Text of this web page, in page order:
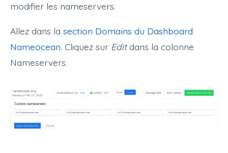
modifier les nameservers.
Allez dans la section Domains du Dashboard
Nameocean. Cliquez sur Editdans la colonne
Nameservers.